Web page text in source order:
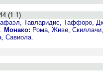
(1:1).
Тавларидис, Таффоро,
Монако: Рома, Живе,
Савиола.